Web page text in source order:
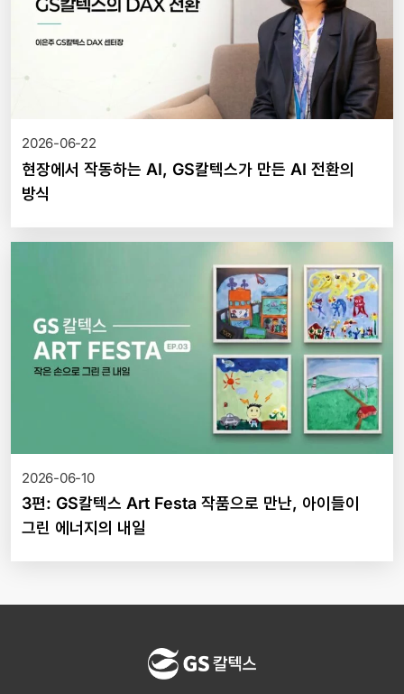
2026-06-22
현장에서 작동하는 AI, GS칼텍스가 만든 AI 전환의
방식
2026-06-10
3편: GS칼텍스 Art Festa 작품으로 만난, 아이들이
그린 에너지의 내일